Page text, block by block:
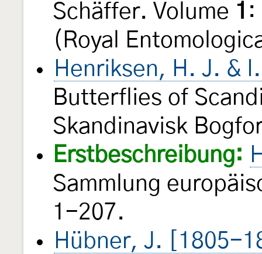
Schäffer. Volume 1 :
(Royal
Henriksen, H. J. &
Butterflies of
Skandinavisk
Erstbeschreibung:
Sammlung
1-207.
Hübner, J. [1805-